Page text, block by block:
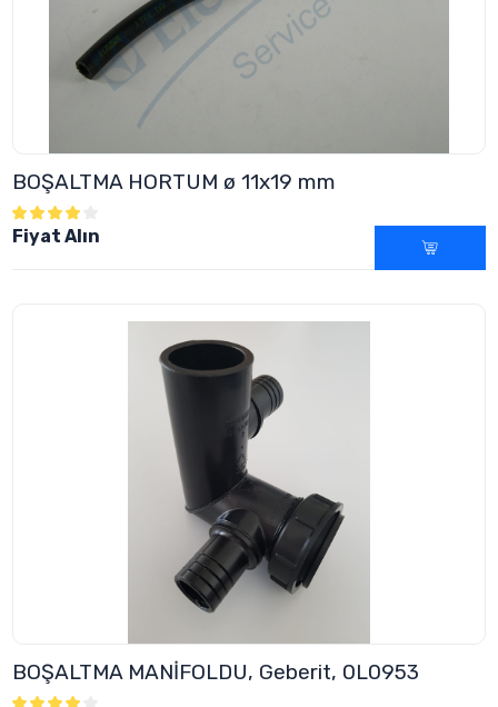
BOŞALTMA HORTUM ø 11x19 mm
Fiyat Alın
BOŞALTMA MANİFOLDU, Geberit, 0L0953